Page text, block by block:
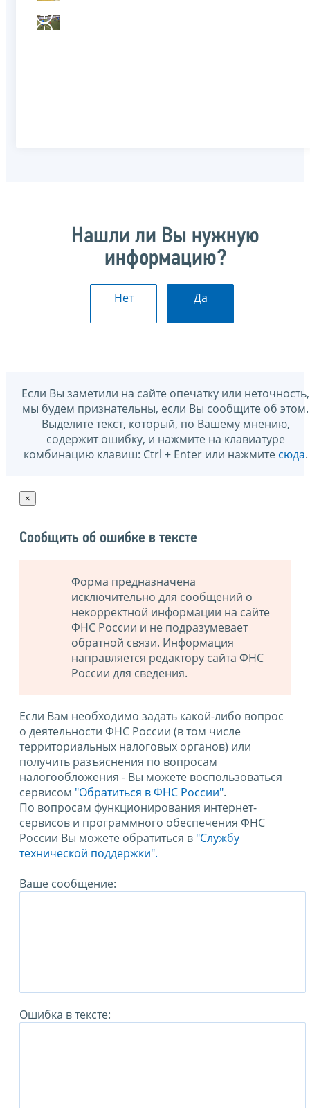
Нашли ли Вы нужную
информацию?
Нет Да
Если Вы заметили на сайте опечатку или неточность,
мы будем признательны, если Вы сообщите об этом.
Выделите текст, который, по Вашему мнению,
содержит ошибку, и нажмите на клавиатуре
комбинацию клавиш: Ctrl + Enter или нажмите сюда.
×
Сообщить об ошибке в тексте
Форма предназначена
исключительно для сообщений о
некорректной информации на сайте
ФНС России и не подразумевает
обратной связи. Информация
направляется редактору сайта ФНС
России для сведения.
Если Вам необходимо задать какой-либо вопрос
о деятельности ФНС России (в том числе
территориальных налоговых органов) или
получить разъяснения по вопросам
налогообложения - Вы можете воспользоваться
сервисом "Обратиться в ФНС России".
По вопросам функционирования интернет-
сервисов и программного обеспечения ФНС
России Вы можете обратиться в "Службу
технической поддержки".
Ваше сообщение:
Ошибка в тексте: